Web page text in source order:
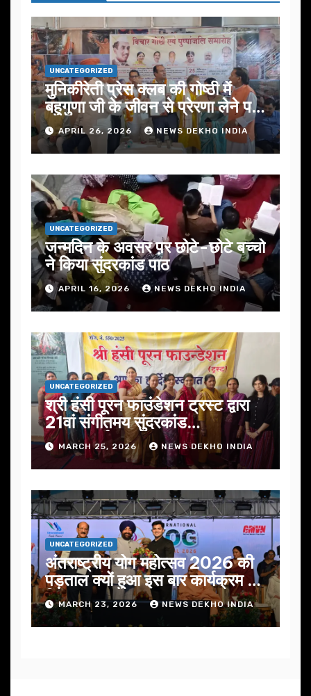
UNCATEGORIZED
मुनिकीरेती प्रेस क्लब की गोष्ठी में
बहुगुणा जी के जीवन से प्रेरणा लेने पर
जोरAPRIL 26, 2026 NEWS DEKHO INDIA
UNCATEGORIZED
जन्मदिन के अवसर प़र छोटे-छोटे बच्चो
ने किया सुंदरकांड पाठ
APRIL 16, 2026 NEWS DEKHO INDIA
UNCATEGORIZED
श्री हंसी पूरन फाउंडेशन ट्रस्ट द्वारा
21वां संगीतमय सुंदरकांड
सफलतापूर्वक संपन्न
MARCH 25, 2026 NEWS DEKHO INDIA
UNCATEGORIZED
अंतराष्ट्रीय योग महोत्सव 2026 की
पड़ताल क्यों हुआ इस बार कार्यक्रम में
निखार
MARCH 23, 2026 NEWS DEKHO INDIA